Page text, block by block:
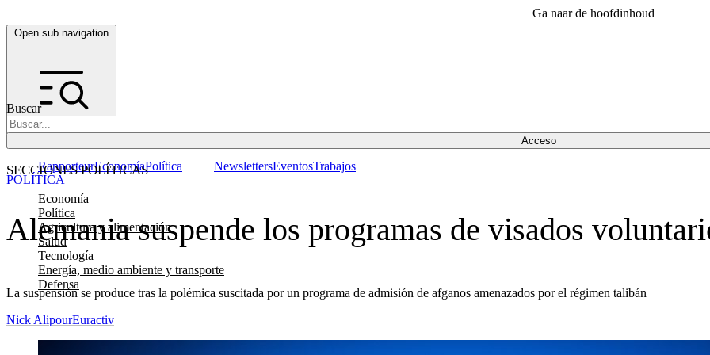
Ga naar de hoofdinhoud
Open sub navigation
Buscar
Acceso
SECCIONES POLÍTICAS
Economía
Política
Agricultura y alimentación
Salud
Tecnología
Energía, medio ambiente y transporte
Defensa
RapporteurEconomíaPolítica NewslettersEventosTrabajos
Alemania suspende los programas de visados
La suspensión se produce tras la polémica suscitada por un programa de admisión de afganos amenazados por el régimen talibán
POLÍTICA
Nick AlipourEuractiv